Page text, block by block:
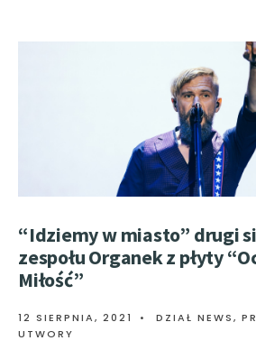
“Idziemy w miasto” drugi
zespołu Organek z płyty
Miłość”
12 SIERPNIA, 2021 • DZIAŁ NEWS,
UTWORY